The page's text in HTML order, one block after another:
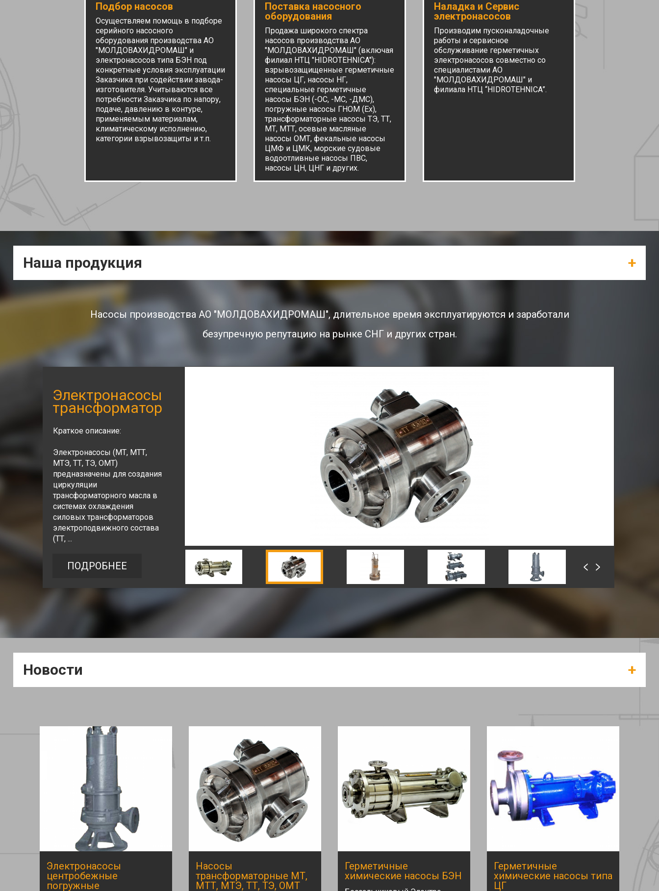
Подбор насосов
Осуществляем помощь в подборе
серийного насосного
оборудования производства АО
"МОЛДОВАХИДРОМАШ" и
электронасосов типа БЭН под
конкретные условия эксплуатации
Заказчика при содействии завода-
изготовителя. Учитываются все
потребности Заказчика по напору,
подаче, давлению в контуре,
применяемым материалам,
климатическому исполнению,
категории взрывозащиты и т.п.
Поставка насосного
оборудования
Продажа широкого спектра
насосов производства АО
"МОЛДОВАХИДРОМАШ" (включая
филиал НТЦ "HIDROTEHNICA"):
взрывозащищенные герметичные
насосы ЦГ, насосы НГ,
специальные герметичные
насосы БЭН (-ОС, -МС, -ДМС),
погружные насосы ГНОМ (Ех),
трансформаторные насосы ТЭ, ТТ,
МТ, МТТ, осевые масляные
насосы ОМТ, фекальные насосы
ЦМФ и ЦМК, морские судовые
водоотливные насосы ПВС,
насосы ЦН, ЦНГ и других.
Наладка и Сервис
электронасосов
Производим пусконаладочные
работы и сервисное
обслуживание герметичных
электронасосов совместно со
специалистами АО
"МОЛДОВАХИДРОМАШ" и
филиала НТЦ “HIDROTEHNICA”.
Наша продукция
Насосы производства АО "МОЛДОВАХИДРОМАШ", длительное время эксплуатируются и заработали
безупречную репутацию на рынке СНГ и других стран.
Электронасосы
трансформаторные
Краткое описание:
Электронасосы (МТ, МТТ,
МТЭ, ТТ, ТЭ, ОМТ)
предназначены для создания
циркуляции
трансформаторного масла в
системах охлаждения
силовых трансформаторов
электроподвижного состава
(ТТ, ...
ПОДРОБНЕЕ
Электронасосы
типа ГНОМ
Краткое описание:
Электронасосы типа ГНОМ
предназначены для откачки
загрязненных, в том числе
дренажных, грунтовых вод
из котлованов, карьеров,
сборников на строящихся или
действующих объектах ...
ПОДРОБНЕЕ
Новости
Электронасосы
центробежные
погружные
Насосы
трансформаторные МТ,
МТТ, МТЭ, ТТ, ТЭ, ОМТ
Герметичные
химические насосы БЭН
Герметичные
химические насосы типа
ЦГ